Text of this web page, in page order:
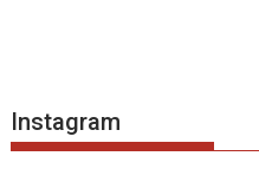
Instagram